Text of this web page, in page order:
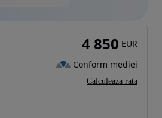
4 850 EUR
Conform mediei
Calculeaza rata